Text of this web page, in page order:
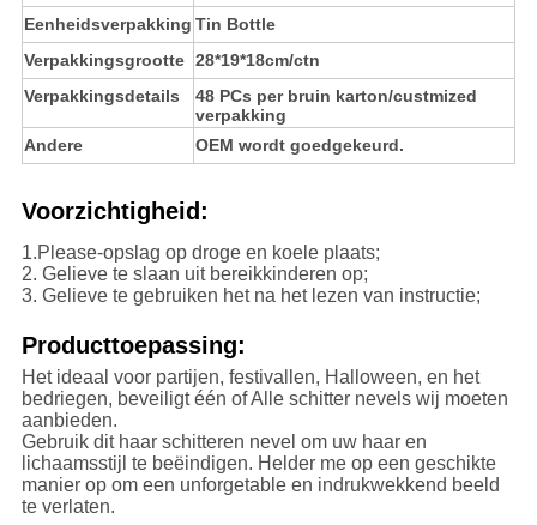
Eenheidsverpakking Tin Bottle
Verpakkingsgrootte 28*19*18cm/ctn
Verpakkingsdetails
48 PCs per bruin karton/custmized
verpakking
Andere
OEM wordt goedgekeurd.
Voorzichtigheid:
1.Please-opslag op droge en koele plaats;
2. Gelieve te slaan uit bereikkinderen op;
3. Gelieve te gebruiken het na het lezen van instructie;
Producttoepassing:
Het ideaal voor partijen, festivallen, Halloween, en het
bedriegen, beveiligt één of Alle schitter nevels wij moeten
aanbieden.
Gebruik dit haar schitteren nevel om uw haar en
lichaamsstijl te beëindigen. Helder me op een geschikte
manier op om een unforgetable en indrukwekkend beeld
te verlaten.